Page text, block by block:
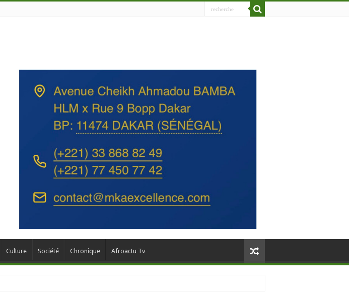
Culture Société Chronique Afroactu Tv